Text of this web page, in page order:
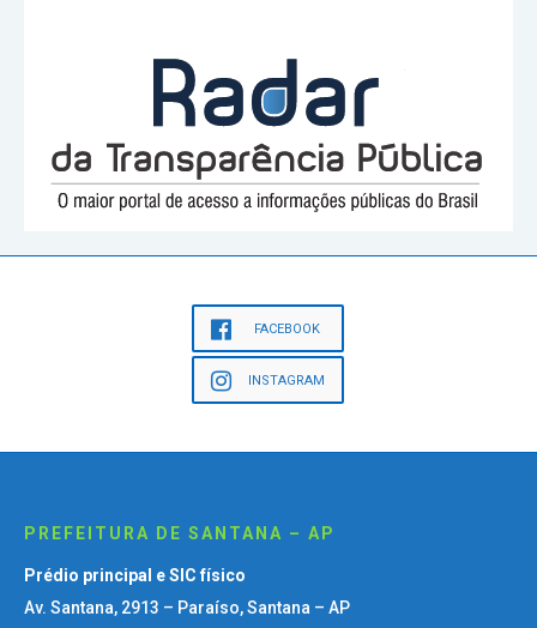
FACEBOOK
INSTAGRAM
PREFEITURA DE SANTANA – AP
Prédio principal e SIC físico
Av. Santana, 2913 – Paraíso, Santana – AP